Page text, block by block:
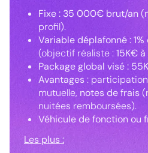
Fixe : 35 000€ brut/an
profil).
Variable déplafonné :
(objectif réaliste :15K€
Package global visé :
Avantages:
mutuelle, notes de frais
nuitées remboursées).
Véhicule de fonction ou
Les plus: